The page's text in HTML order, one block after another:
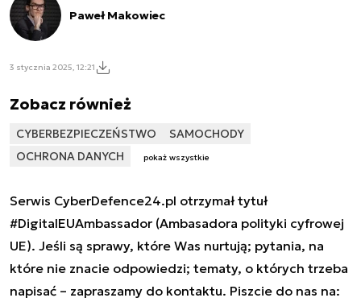
Paweł Makowiec
3 stycznia 2025, 12:21
Zobacz również
CYBERBEZPIECZEŃSTWO
SAMOCHODY
OCHRONA DANYCH
pokaż wszystkie
Serwis CyberDefence24.pl otrzymał tytuł
#DigitalEUAmbassador (Ambasadora polityki cyfrowej
UE). Jeśli są sprawy, które Was nurtują; pytania, na
które nie znacie odpowiedzi; tematy, o których trzeba
napisać – zapraszamy do kontaktu. Piszcie do nas na: